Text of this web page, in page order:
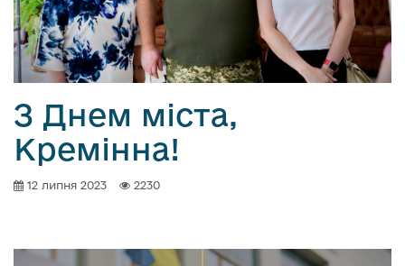
З Днем міста,
Кремінна!
12 липня 2023 2230